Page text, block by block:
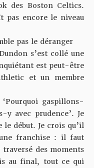
des Boston Celtics.
pas encore le niveau
pas le déranger
s’est collé une
est peut-être
et un membre
gaspillons-
y avec prudence’. Je
le début. Je crois qu’il
franchise : il faut
des moments
au final, tout ce qui